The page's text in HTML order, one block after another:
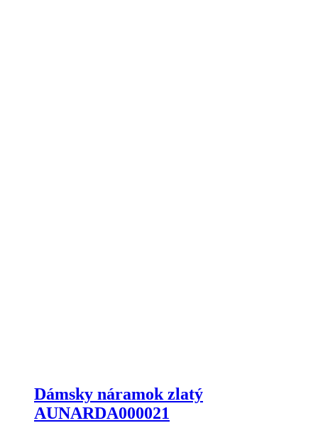
Dámsky náramok zlatý
AUNARDA000021